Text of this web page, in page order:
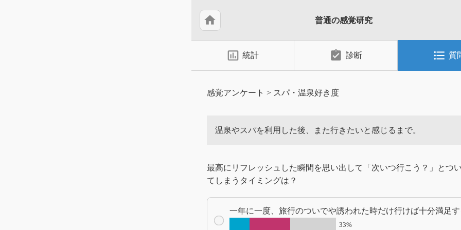
home 普通の感覚研究
insert_chart_outlined 統計 assignment_turned_in 診断 format_list_bulleted 質
感覚アンケート > スパ・温泉好き度
温泉やスパを利用した後、また行きたいと感じるまで。
最高にリフレッシュした瞬間を思い出して「次いつ行こう？」とつ
てしまうタイミングは？
一年に一度、旅行のついでや誘われた時だけ行けば十分満足す
33%